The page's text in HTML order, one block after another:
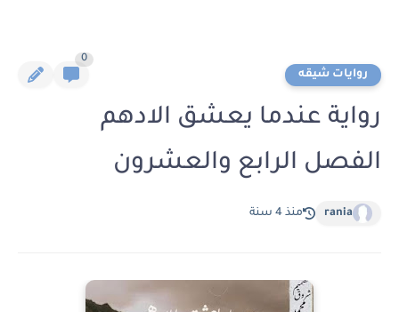
روايات شيقه
0
رواية عندما يعشق الادهم
الفصل الرابع والعشرون
rania منذ 4 سنة